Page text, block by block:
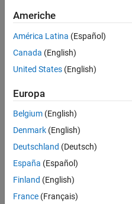
seen:
circa 2
anni fa
dal 2023
Followers:
Americhe
América Latina (Español)
Canada (English)
United States (English)
Europa
Belgium (English)
Denmark (English)
Deutschland (Deutsch)
España (Español)
Finland (English)
France (Français)